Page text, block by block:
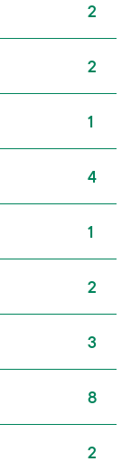
2
2
1
4
1
2
3
8
2